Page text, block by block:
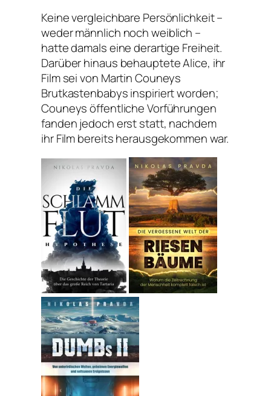
Keine vergleichbare Persönlichkeit –
weder männlich noch weiblich –
hatte damals eine derartige Freiheit.
Darüber hinaus behauptete Alice, ihr
Film sei von Martin Couneys
Brutkastenbabys inspiriert worden;
Couneys öffentliche Vorführungen
fanden jedoch erst statt, nachdem
ihr Film bereits herausgekommen war.